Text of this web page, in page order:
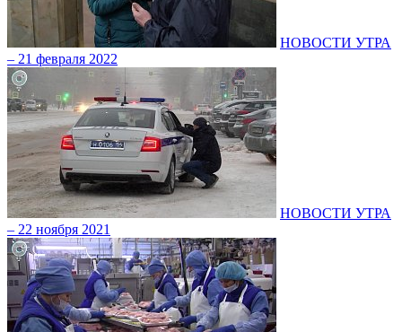
НОВОСТИ УТРА
– 21 февраля 2022
НОВОСТИ УТРА
– 22 ноября 2021